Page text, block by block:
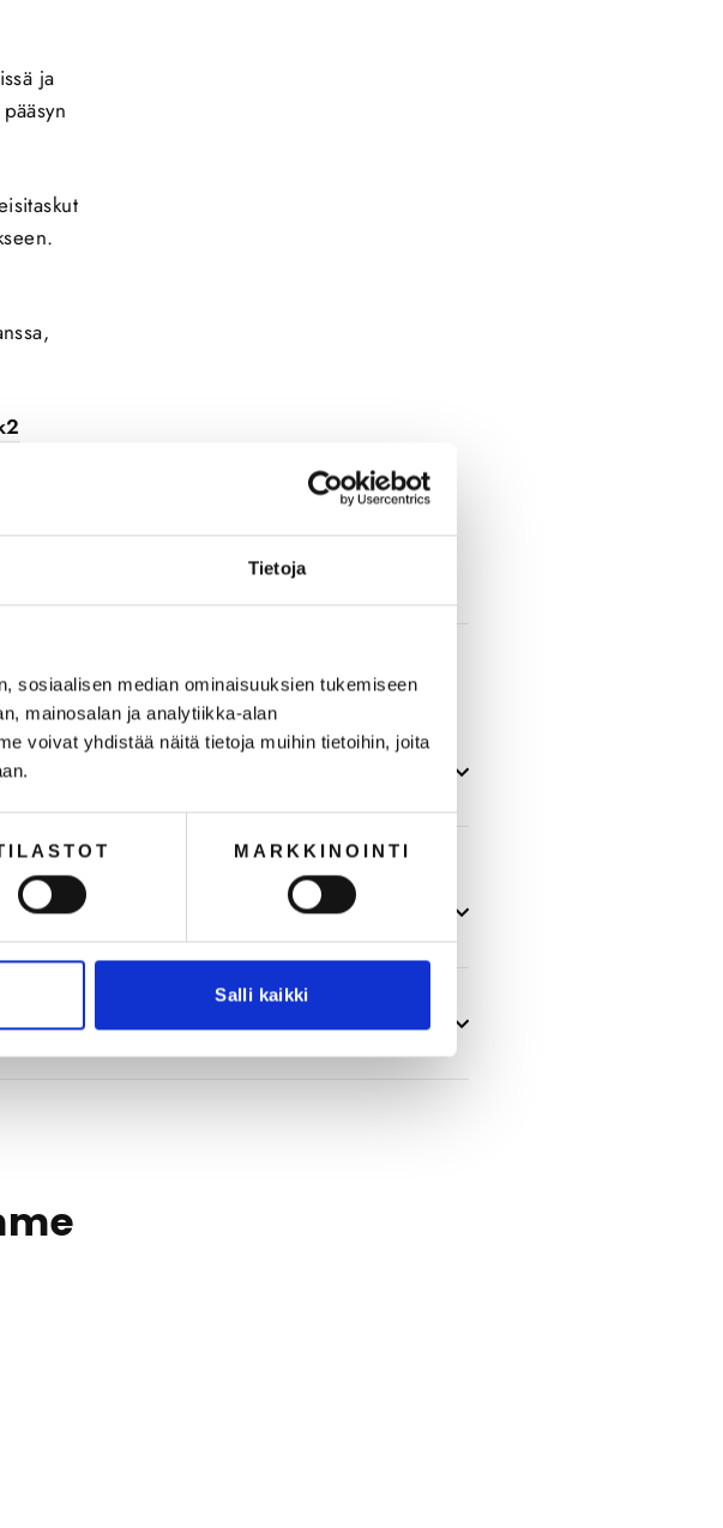
Tietoja
sosiaalisen median ominaisuuksien tukemiseen
mainosalan ja analytiikka-alan
voivat yhdistää näitä tietoja muihin tietoihin, joita
MARKKINOINTI
Salli kaikki
ja